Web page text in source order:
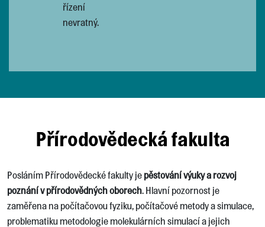
řízení
nevratný.
Přírodovědecká fakulta
Posláním Přírodovědecké fakulty je pěstování výuky a rozvoj
poznání v přírodovědných oborech. Hlavní pozornost je
zaměřena na počítačovou fyziku, počítačové metody a simulace,
problematiku metodologie molekulárních simulací a jejich